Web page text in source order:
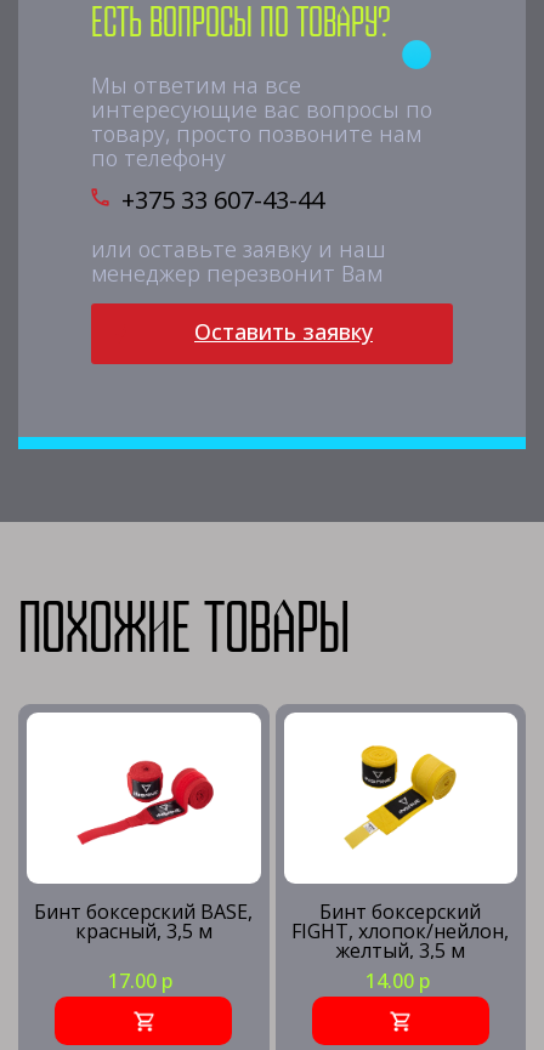
Есть вопросы по товару?
Мы ответим на все
интересующие вас вопросы по
товару, просто позвоните нам
по телефону
+375 33 607-43-44
или оставьте заявку и наш
менеджер перезвонит Вам
Оставить заявку
Похожие товары
Бинт боксерский BASE,
красный, 3,5 м
17.00 р
Бинт боксерский
FIGHT, хлопок/нейлон,
желтый, 3,5 м
14.00 р